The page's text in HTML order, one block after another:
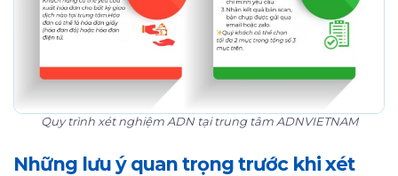
Quy trình xét nghiệm ADN tại trung tâm ADNVIETNAM
Những lưu ý quan trọng trước khi xét